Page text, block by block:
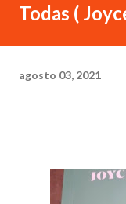
Todas (
agosto 03, 2021